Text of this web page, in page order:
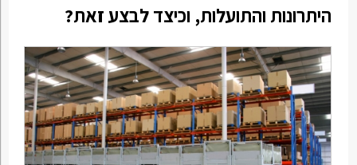
היתרונות והתועלות, וכיצד לבצע זאת?